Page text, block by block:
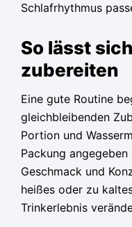
Schlafrhythmus
So lässt
zubereiten
Eine gute Routine
gleichbleibenden
Portion und
Packung
Geschmack und
heißes oder zu
Trinkerlebnis